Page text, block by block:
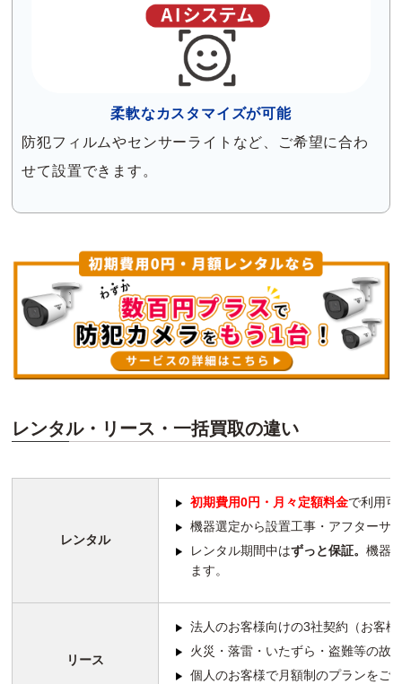
柔軟なカスタマイズが可能
防犯フィルムやセンサーライトなど、ご希望に合わ
せて設置できます。
レンタル・リース・一括買取の違い
レンタル
初期費用0円・月々定額料金で利用可
機器選定から設置工事・アフターサ
レンタル期間中はずっと保証。機器
ます。
リース
法人のお客様向けの3社契約（お客
火災・落雷・いたずら・盗難等の故
個人のお客様で月額制のプランをご